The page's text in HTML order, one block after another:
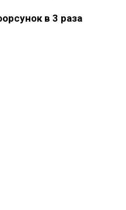
в 3 раза